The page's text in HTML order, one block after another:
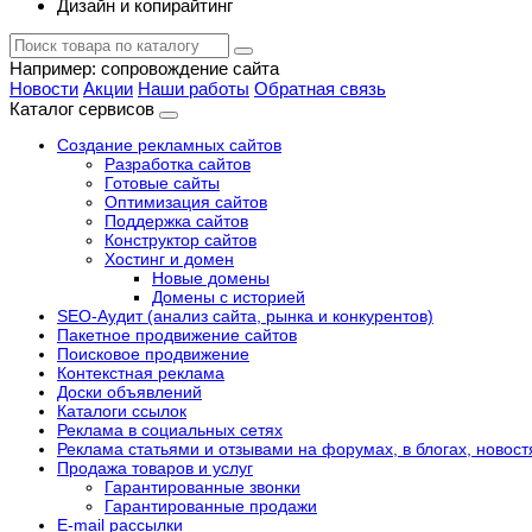
Дизайн и копирайтинг
Например: сопровождение сайта
Новости Акции Наши работы Обратная связь
Каталог сервисов
Создание рекламных сайтов
Разработка сайтов
Готовые сайты
Оптимизация сайтов
Поддержка сайтов
Конструктор сайтов
Хостинг и домен
Новые домены
Домены с историей
SEO-Аудит (анализ сайта, рынка и конкурентов)
Пакетное продвижение сайтов
Поисковое продвижение
Контекстная реклама
Доски объявлений
Каталоги ссылок
Реклама в социальных сетях
Реклама статьями и отзывами на форумах, в блогах,
Продажа товаров и услуг
Гарантированные звонки
Гарантированные продажи
E-mail рассылки